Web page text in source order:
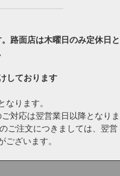
路面店は木曜日のみ定休日と
しております
なります。
対応は翌営業日以降となりま
ご注文につきましては、翌営
ございます。